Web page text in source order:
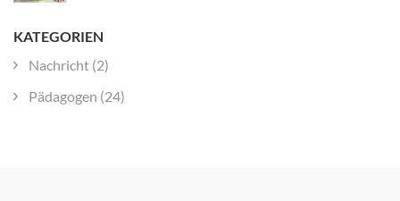
KATEGORIEN
Nachricht (2)
Pädagogen (24)